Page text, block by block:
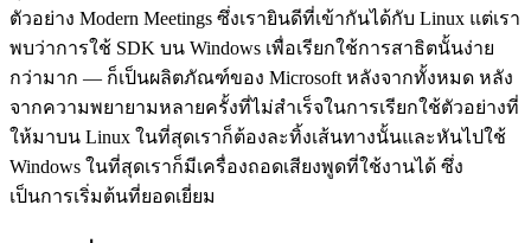
ตัวอย่าง Modern Meetings ซึ่งเรายินดีที่เข้ากันได้กับ Linux แต่เรา
พบว่าการใช้ SDK บน Windows เพื่อเรียกใช้การสาธิตนั้นง่าย
กว่ามาก — ก็เป็นผลิตภัณฑ์ของ Microsoft หลังจากทั้งหมด หลัง
จากความพยายามหลายครั้งที่ไม่สำเร็จในการเรียกใช้ตัวอย่างที่
ให้มาบน Linux ในที่สุดเราก็ต้องละทิ้งเส้นทางนั้นและหันไปใช้
Windows ในที่สุดเราก็มีเครื่องถอดเสียงพูดที่ใช้งานได้ ซึ่ง
เป็นการเริ่มต้นที่ยอดเยี่ยม